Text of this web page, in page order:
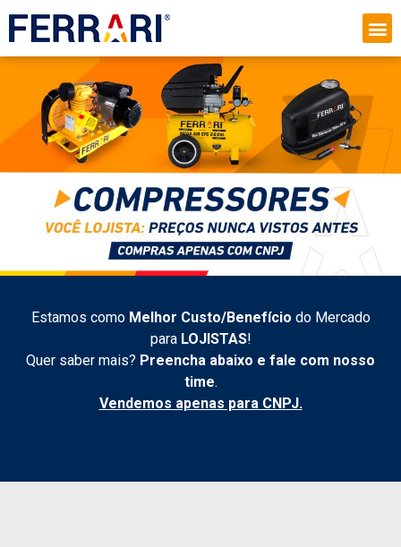
Estamos como Melhor Custo/Benefício do Mercado
para LOJISTAS!
Quer saber mais? Preencha abaixo e fale com nosso
time.
Vendemos apenas para CNPJ.